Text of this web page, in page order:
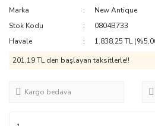
Marka
New Antique
Stok Kodu
0804B733
Havale
1.838,25 TL
201,19 TL den başlayan taksitlerle!!
Kargo bedava